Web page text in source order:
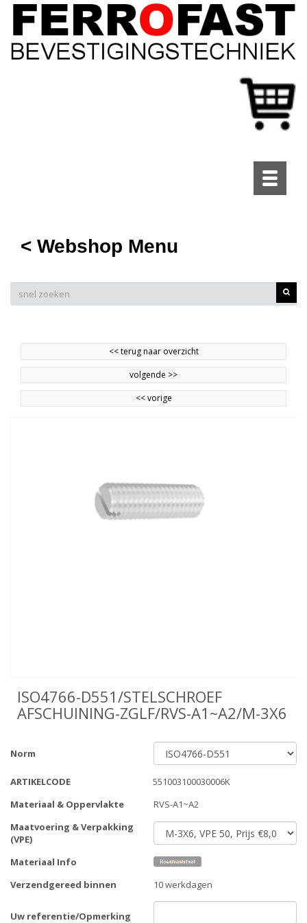
Toggle
< Webshop Menu
<<terug naar overzicht
volgende >>
<<vorige
ISO4766-D551/STELSCHROEF
AFSCHUINING-ZGLF/RVS-A1~A2/M-3X6
Norm
ARTIKELCODE
551003100030006K
Materiaal & Oppervlakte
RVS-A1~A2
Maatvoering & Verpakking
(VPE)
Materiaal Info
Verzendgereed binnen
10 werkdagen
Uw referentie/Opmerking